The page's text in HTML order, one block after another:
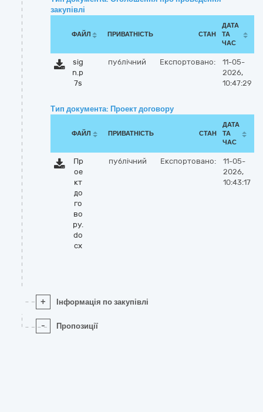
закупівлі
ФАЙЛ ПРИВАТНІСТЬ СТАН
ДАТА
ТА
ЧАС
sig
n.p
7s
публічний Експортовано:
11-05-
2026,
10:47:29
Тип документа: Проект договору
ФАЙЛ ПРИВАТНІСТЬ СТАН
ДАТА
ТА
ЧАС
Пр
ое
кт
до
го
во
ру.
do
cx
публічний Експортовано:
11-05-
2026,
10:43:17
+ Інформація по закупівлі
- Пропозиції